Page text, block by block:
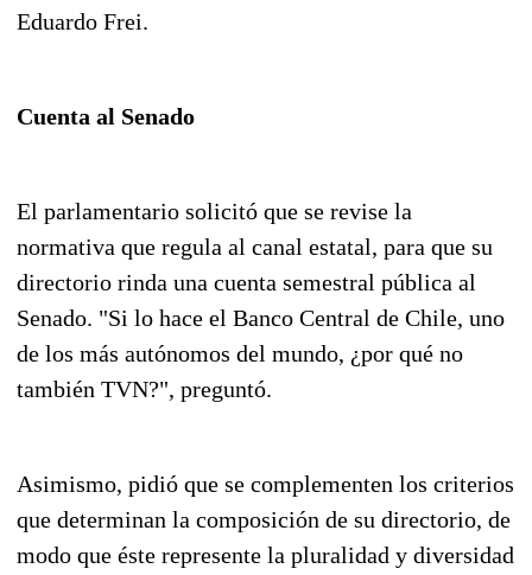
Eduardo Frei.
Cuenta al Senado
El parlamentario solicitó que se revise la
normativa que regula al canal estatal, para que su
directorio rinda una cuenta semestral pública al
Senado. "Si lo hace el Banco Central de Chile, uno
de los más autónomos del mundo, ¿por qué no
también TVN?", preguntó.
Asimismo, pidió que se complementen los criterios
que determinan la composición de su directorio, de
modo que éste represente la pluralidad y diversidad